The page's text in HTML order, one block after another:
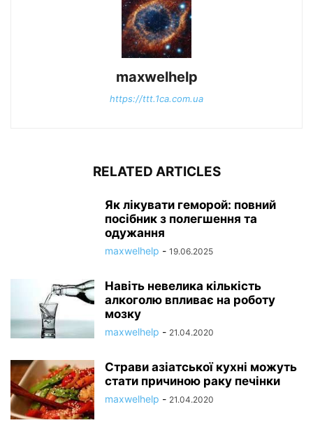
maxwelhelp
https://ttt.1ca.com.ua
RELATED ARTICLES
Як лікувати геморой: повний
посібник з полегшення та
одужання
maxwelhelp - 19.06.2025
Навіть невелика кількість
алкоголю впливає на роботу
мозку
maxwelhelp - 21.04.2020
Страви азіатської кухні можуть
стати причиною раку печінки
maxwelhelp - 21.04.2020